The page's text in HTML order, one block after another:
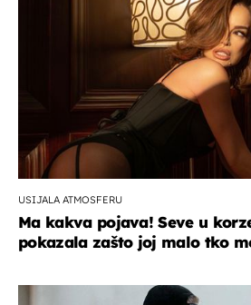
USIJALA ATMOSFERU
Ma kakva pojava! Seve u
pokazala zašto joj malo tko